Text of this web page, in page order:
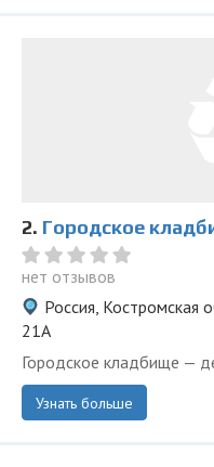
2. Городское
нет отзывов
Россия, Костромская
21А
Городское кладбище —
Узнать больше